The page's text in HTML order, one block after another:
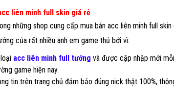
liên minh full skin giá rẻ
những shop cung cấp mua bán acc liên minh full
của rất nhiều anh em game thủ bởi vì:
acc liên minh full tướng và được cập nhập mới
game hiện nay.
tin trên trang chủ đảm bảo đúng nick thật 100%,